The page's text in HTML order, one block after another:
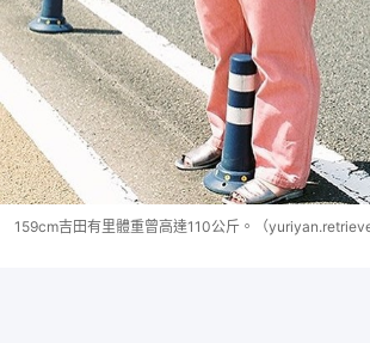
159cm吉田有里體重曾高達110公斤。（